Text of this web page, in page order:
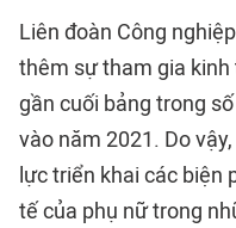
Liên đoàn Công
thêm sự tham gia kinh
gần cuối bảng trong
vào năm 2021. Do
lực triển khai các biện
tế của phụ nữ trong